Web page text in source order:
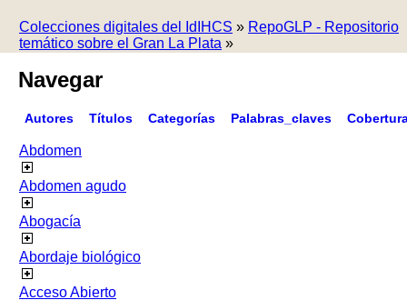
Colecciones digitales del IdIHCS » RepoGLP - Repositorio
temático sobre el Gran La Plata »
Navegar
Autores Títulos Categorías Palabras_claves
Abdomen
Abdomen agudo
Abogacía
Abordaje biológico
Acceso Abierto